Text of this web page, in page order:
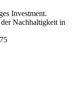
Investment.
Nachhaltigkeit in